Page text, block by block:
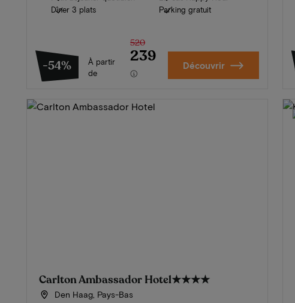
Dîner 3 plats
Parking gratuit
-54%
À partir
de
520
239 Découvrir
Carlton Ambassador Hotel★★★★
Den Haag, Pays-Bas